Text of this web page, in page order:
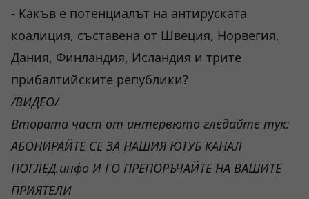
- Какъв е потенциалът на антируската
коалиция, съставена от Швеция, Норвегия,
Дания, Финландия, Исландия и трите
прибалтийските републики?
/ВИДЕО/
Втората част от интервюто гледайте тук:
АБОНИРАЙТЕ СЕ ЗА НАШИЯ ЮТУБ КАНАЛ
ПОГЛЕД.инфо И ГО ПРЕПОРЪЧАЙТЕ НА ВАШИТЕ
ПРИЯТЕЛИ